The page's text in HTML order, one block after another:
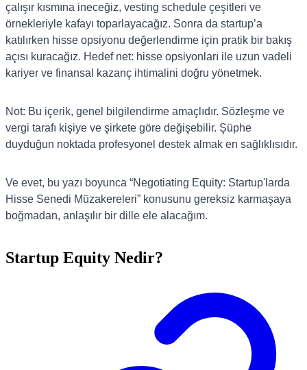
çalışır kısmına ineceğiz, vesting schedule çeşitleri ve
örnekleriyle kafayı toparlayacağız. Sonra da startup’a
katılırken hisse opsiyonu değerlendirme için pratik bir bakış
açısı kuracağız. Hedef net: hisse opsiyonları ile uzun vadeli
kariyer ve finansal kazanç ihtimalini doğru yönetmek.
Not: Bu içerik, genel bilgilendirme amaçlıdır. Sözleşme ve
vergi tarafı kişiye ve şirkete göre değişebilir. Şüphe
duyduğun noktada profesyonel destek almak en sağlıklısıdır.
Ve evet, bu yazı boyunca “Negotiating Equity: Startup'larda
Hisse Senedi Müzakereleri” konusunu gereksiz karmaşaya
boğmadan, anlaşılır bir dille ele alacağım.
Startup Equity Nedir?